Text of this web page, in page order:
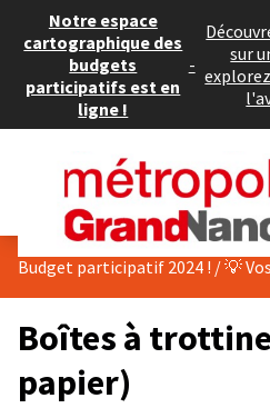
Notre espace
cartographique des
budgets
participatifs est en
ligne !
-
sur
Budget participatif 2024 ! /💡
Boîtes à
papier)